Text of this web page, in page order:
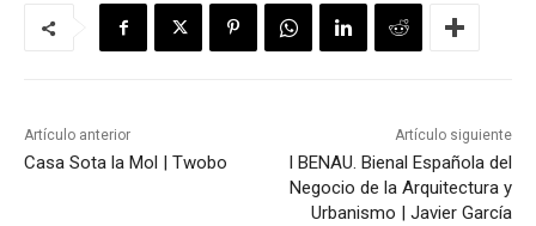
Artículo anterior
Casa Sota la Mol | Twobo
Artículo siguiente
I BENAU. Bienal Española del
Negocio de la Arquitectura y
Urbanismo | Javier García